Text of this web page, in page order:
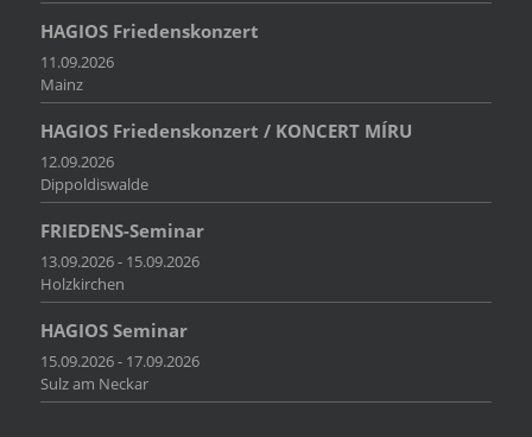
HAGIOS Friedenskonzert
11.09.2026
Mainz
HAGIOS Friedenskonzert / KONCERT MÍRU
12.09.2026
Dippoldiswalde
FRIEDENS-Seminar
13.09.2026 - 15.09.2026
Holzkirchen
HAGIOS Seminar
15.09.2026 - 17.09.2026
Sulz am Neckar